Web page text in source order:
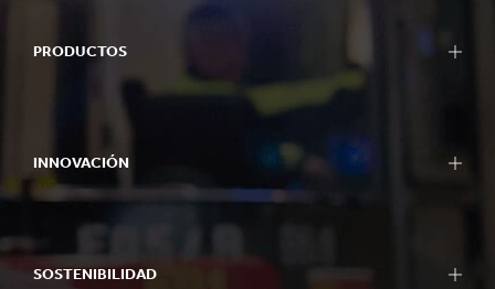
PRODUCTOS
Exhibidores
Maquinaria de Empaque
Papel y Cartón
INNOVACIÓN
Nuestro Enfoque de Innovación
Áreas de I+D
SOSTENIBILIDAD